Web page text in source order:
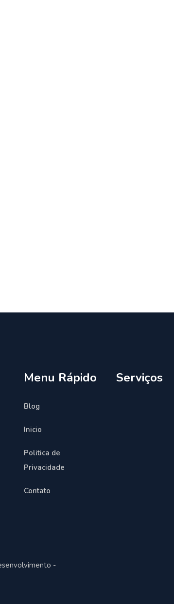
Menu Rápido
Blog
Inicio
Politica de
Privacidade
Contato
Serviços
-